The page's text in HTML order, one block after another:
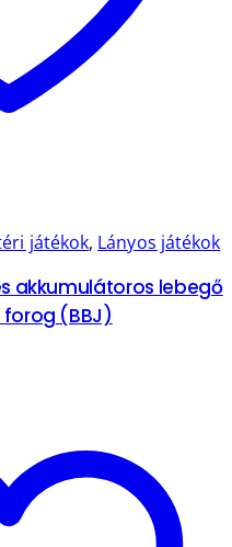
játékok, Lányos játékok
akkumulátoros lebegő
forog (BBJ)